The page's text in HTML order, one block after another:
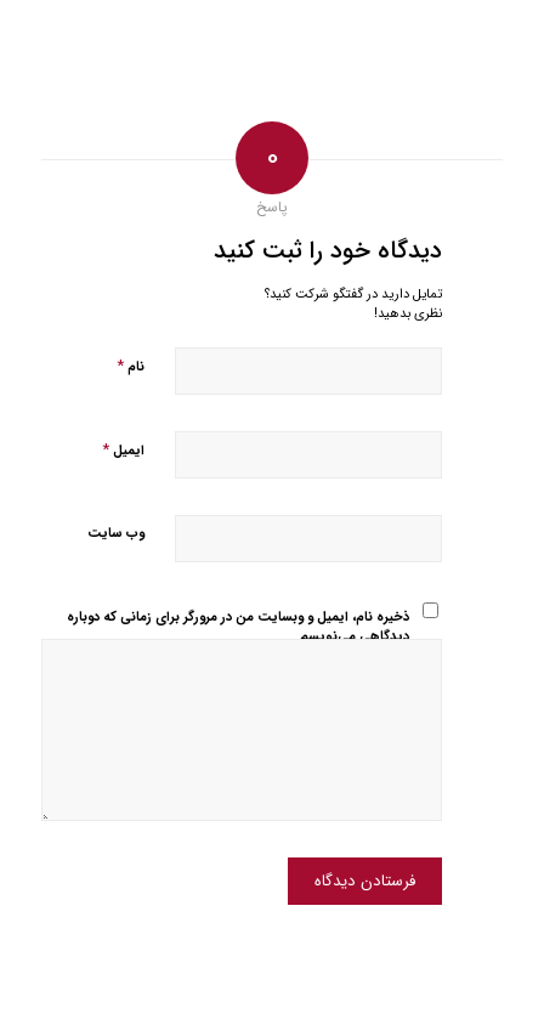
0
پاسخ
دیدگاه خود را ثبت کنید
تمایل دارید در گفتگو شرکت کنید؟
نظری بدهید!
نام*
ایمیل*
وب‌ سایت
ذخیره نام، ایمیل و وبسایت من در مرورگر برای زمانی که دوباره
دیدگاهی می‌نویسم.